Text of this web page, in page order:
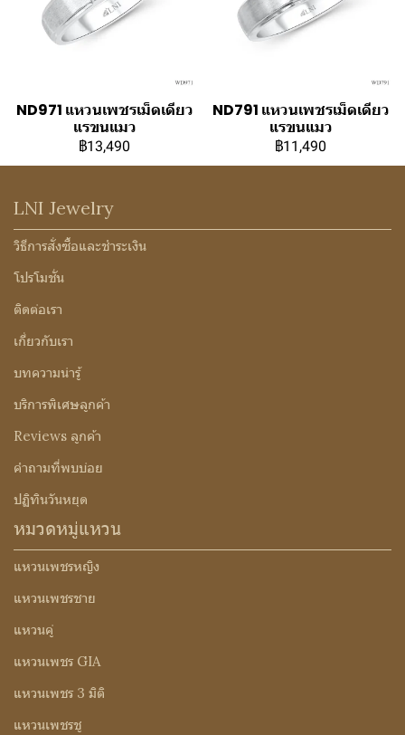
ND971 แหวนเพชรเม็ดเดียว
แรขนแมว
฿13,490
ND791 แหวนเพชรเม็ดเดียว
แรขนแมว
฿11,490
LNI Jewelry
วิธีการสั่งซื้อและชำระเงิน
โปรโมชั่น
ติดต่อเรา
เกี่ยวกับเรา
บทความน่ารู้
บริการพิเศษลูกค้า
Reviews ลูกค้า
คำถามที่พบบ่อย
ปฏิทินวันหยุด
หมวดหมู่แหวน
แหวนเพชรหญิง
แหวนเพชรชาย
แหวนคู่
แหวนเพชร GIA
แหวนเพชร 3 มิติ
แหวนเพชรชู